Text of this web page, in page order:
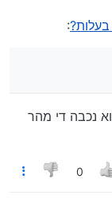
רישוי… חשש קצת
:
נכבה די מהר
0